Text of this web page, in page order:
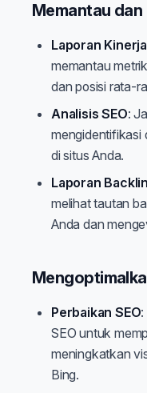
Memantau
Laporan Kinerja
memantau
dan posisi rata-
Analisis SEO:
mengidentifikasi
di situs Anda.
Laporan
melihat tautan
Anda dan
Perbaikan SEO
SEO untuk
meningkatkan
Bing.